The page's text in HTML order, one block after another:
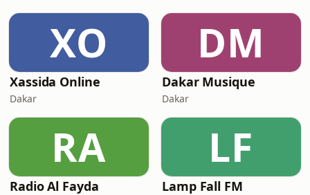
XO
Xassida Online
Dakar
DM
Dakar Musique
Dakar
RA
Radio Al Fayda
LF
Lamp Fall FM